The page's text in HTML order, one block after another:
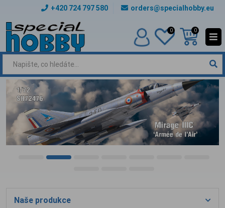
orders@specialhobby.eu
+420 724 797 580
0 0
Naše produkce